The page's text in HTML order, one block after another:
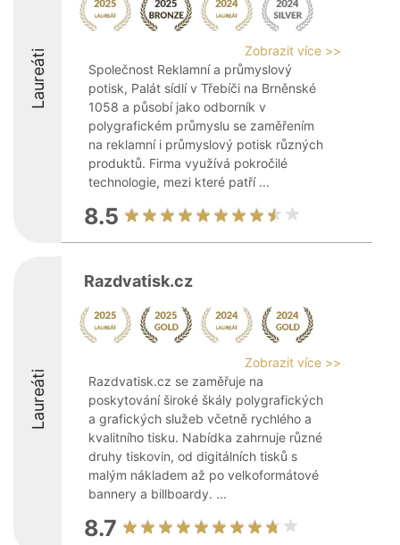
Laureáti
Zobrazit více >>
Společnost Reklamní a průmyslový
potisk, Palát sídlí v Třebíči na Brněnské
1058 a působí jako odborník v
polygrafickém průmyslu se zaměřením
na reklamní i průmyslový potisk různých
produktů. Firma využívá pokročilé
technologie, mezi které patří ...
8.5
Laureáti
Razdvatisk.cz
Zobrazit více >>
Razdvatisk.cz se zaměřuje na
poskytování široké škály polygrafických
a grafických služeb včetně rychlého a
kvalitního tisku. Nabídka zahrnuje různé
druhy tiskovin, od digitálních tisků s
malým nákladem až po velkoformátové
bannery a billboardy. ...
8.7